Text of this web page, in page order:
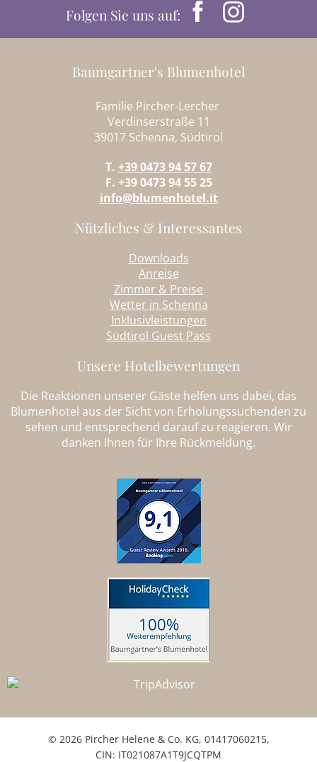
Folgen Sie uns auf:
Baumgartner's Blumenhotel
Familie Pircher-Lercher
Verdinserstraße 11
39017 Schenna, Südtirol
T. +39 0473 94 57 67
F. +39 0473 94 55 25
info@blumenhotel.it
Nützliches & Interessantes
Downloads
Anreise
Zimmer & Preise
Wetter in Schenna
Inklusivleistungen
Südtirol Guest Pass
Unsere Hotelbewertungen
Die Reaktionen unserer Gäste helfen uns dabei, das
Blumenhotel aus der Sicht von Erholungssuchenden zu
sehen und entsprechend darauf zu reagieren. Wir
danken Ihnen für Ihre Rückmeldung.
© 2026 Pircher Helene & Co. KG, 01417060215,
CIN: IT021087A1T9JCQTPM